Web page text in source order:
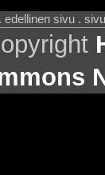
edellinen sivu .